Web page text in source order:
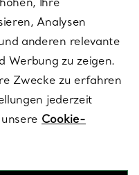
Analysen
anderen relevante
Werbung zu zeigen.
Zwecke zu erfahren
jederzeit
Cookie-